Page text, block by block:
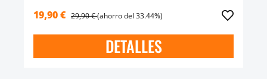
19,90 € 29,90 €(ahorro del 33.44%)
DETALLES